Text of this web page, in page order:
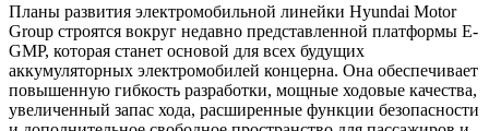
Планы развития электромобильной линейки Hyundai Motor
Group строятся вокруг недавно представленной платформы E-
GMP, которая станет основой для всех будущих
аккумуляторных электромобилей концерна. Она обеспечивает
повышенную гибкость разработки, мощные ходовые качества,
увеличенный запас хода, расширенные функции безопасности